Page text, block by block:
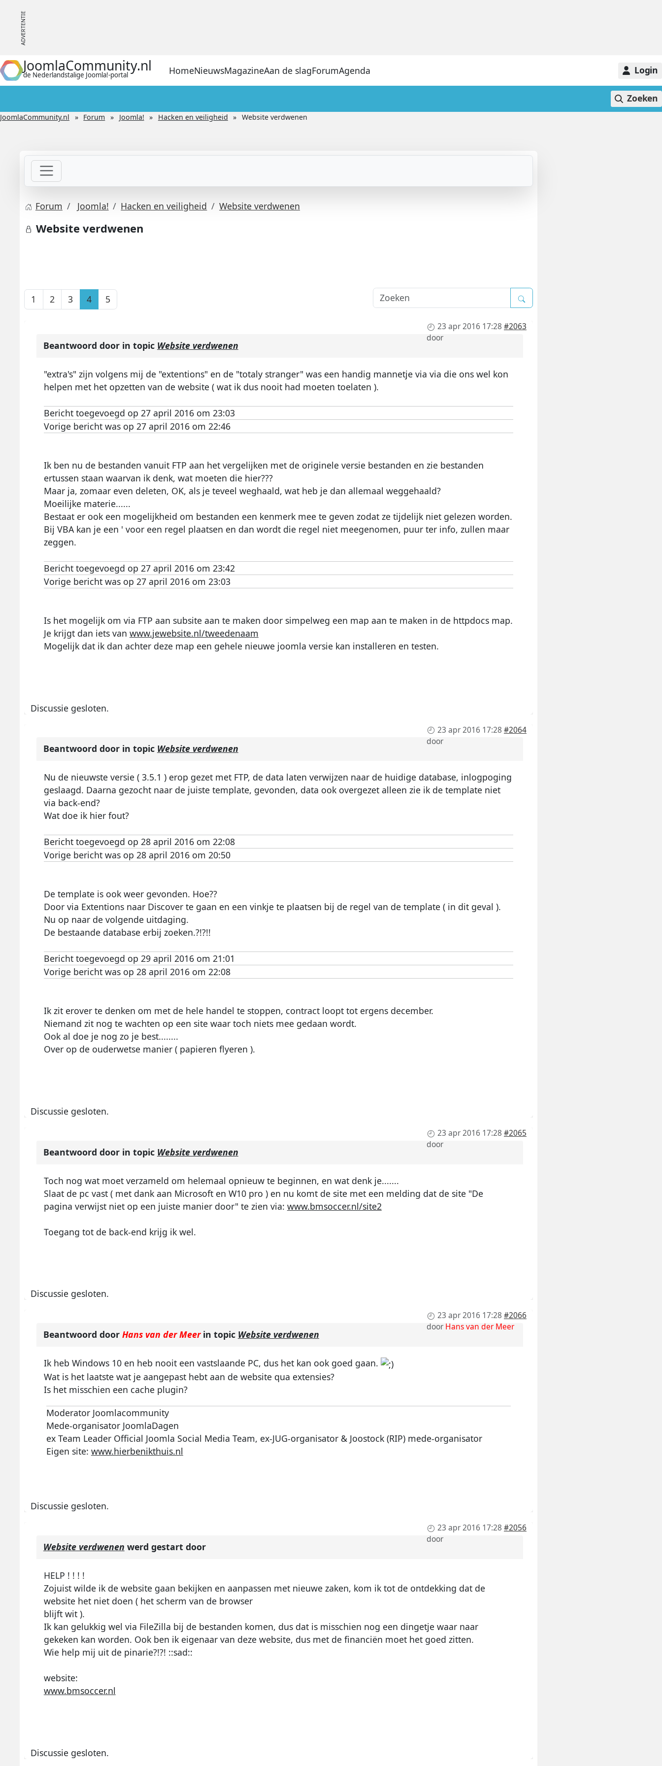
JoomlaCommunity.nl
de Nederlandstalige Joomla!-portal HomeNieuwsMagazineAan de slagForumAgenda Login
Zoeken
JoomlaCommunity.nl Forum Joomla! Hacken en veiligheid Website verdwenen
Forum Joomla! Hacken en veiligheid Website verdwenen
Website verdwenen
1 2 3 4 5
23 apr 2016 17:28 #2063
door
Beantwoord door in topic Website verdwenen
"extra's" zijn volgens mij de "extentions" en de "totaly stranger" was een handig mannetje via via die ons wel kon
helpen met het opzetten van de website ( wat ik dus nooit had moeten toelaten ).
Bericht toegevoegd op 27 april 2016 om 23:03
Vorige bericht was op 27 april 2016 om 22:46
Ik ben nu de bestanden vanuit FTP aan het vergelijken met de originele versie bestanden en zie bestanden
ertussen staan waarvan ik denk, wat moeten die hier???
Maar ja, zomaar even deleten, OK, als je teveel weghaald, wat heb je dan allemaal weggehaald?
Moeilijke materie......
Bestaat er ook een mogelijkheid om bestanden een kenmerk mee te geven zodat ze tijdelijk niet gelezen worden.
Bij VBA kan je een ' voor een regel plaatsen en dan wordt die regel niet meegenomen, puur ter info, zullen maar
zeggen.
Bericht toegevoegd op 27 april 2016 om 23:42
Vorige bericht was op 27 april 2016 om 23:03
Is het mogelijk om via FTP aan subsite aan te maken door simpelweg een map aan te maken in de httpdocs map.
Je krijgt dan iets van www.jewebsite.nl/tweedenaam
Mogelijk dat ik dan achter deze map een gehele nieuwe joomla versie kan installeren en testen.
Discussie gesloten.
23 apr 2016 17:28 #2064
door
Beantwoord door in topic Website verdwenen
Nu de nieuwste versie ( 3.5.1 ) erop gezet met FTP, de data laten verwijzen naar de huidige database, inlogpoging
geslaagd. Daarna gezocht naar de juiste template, gevonden, data ook overgezet alleen zie ik de template niet
via back-end?
Wat doe ik hier fout?
Bericht toegevoegd op 28 april 2016 om 22:08
Vorige bericht was op 28 april 2016 om 20:50
De template is ook weer gevonden. Hoe??
Door via Extentions naar Discover te gaan en een vinkje te plaatsen bij de regel van de template ( in dit geval ).
Nu op naar de volgende uitdaging.
De bestaande database erbij zoeken.?!?!!
Bericht toegevoegd op 29 april 2016 om 21:01
Vorige bericht was op 28 april 2016 om 22:08
Ik zit erover te denken om met de hele handel te stoppen, contract loopt tot ergens december.
Niemand zit nog te wachten op een site waar toch niets mee gedaan wordt.
Ook al doe je nog zo je best........
Over op de ouderwetse manier ( papieren flyeren ).
Discussie gesloten.
23 apr 2016 17:28 #2065
door
Beantwoord door in topic Website verdwenen
Toch nog wat moet verzameld om helemaal opnieuw te beginnen, en wat denk je.......
Slaat de pc vast ( met dank aan Microsoft en W10 pro ) en nu komt de site met een melding dat de site "De
pagina verwijst niet op een juiste manier door" te zien via: www.bmsoccer.nl/site2
Toegang tot de back-end krijg ik wel.
Discussie gesloten.
23 apr 2016 17:28 #2066
doorHans van der Meer
Beantwoord door Hans van der Meerin topic Website verdwenen
Ik heb Windows 10 en heb nooit een vastslaande PC, dus het kan ook goed gaan.
Wat is het laatste wat je aangepast hebt aan de website qua extensies?
Is het misschien een cache plugin?
Moderator Joomlacommunity
Mede-organisator JoomlaDagen
ex Team Leader Official Joomla Social Media Team, ex-JUG-organisator & Joostock (RIP) mede-organisator
Eigen site: www.hierbenikthuis.nl
Discussie gesloten.
23 apr 2016 17:28 #2056
door
Website verdwenen werd gestart door
HELP ! ! ! !
Zojuist wilde ik de website gaan bekijken en aanpassen met nieuwe zaken, kom ik tot de ontdekking dat de
website het niet doen ( het scherm van de browser
blijft wit ).
Ik kan gelukkig wel via FileZilla bij de bestanden komen, dus dat is misschien nog een dingetje waar naar
gekeken kan worden. Ook ben ik eigenaar van deze website, dus met de financiën moet het goed zitten.
Wie help mij uit de pinarie?!?! ::sad::
website:
www.bmsoccer.nl
Discussie gesloten.